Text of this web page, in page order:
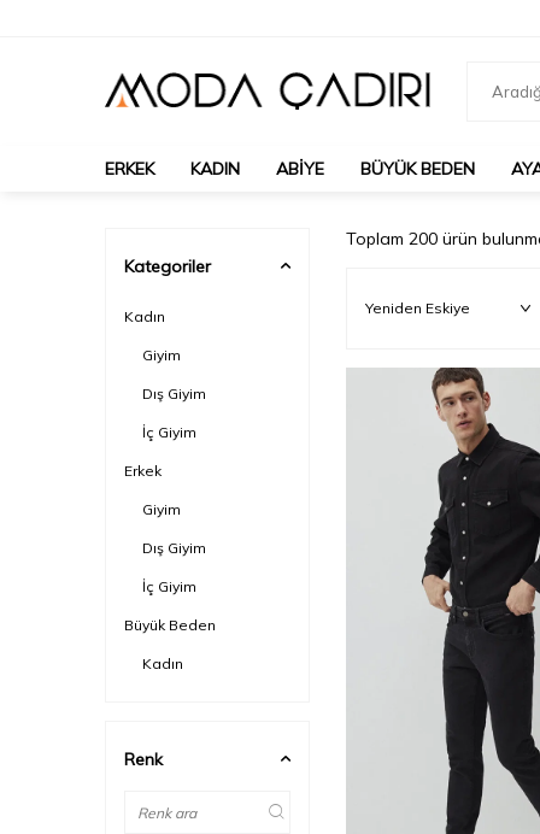
ERKEK KADIN ABIYE BÜYÜK BEDEN
Kategoriler
Kadın
Giyim
Dış Giyim
İç Giyim
Erkek
Giyim
Dış Giyim
İç Giyim
Büyük Beden
Kadın
Renk
Toplam 200 ürün